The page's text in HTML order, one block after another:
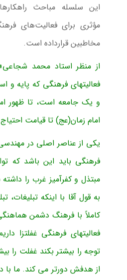
این سلسله مباحث
مؤثری برای فعالیت‌های
مخاطبین قرارداده است.
از منظر استاد محمد
فعالیتهای فرهنگی که
و یک جامعه است، تا ظهور
امام زمان(عج) تا قیامت
یکی از عناصر اصلی در
فرهنگی باید این باشد که
مبتذل و کفرآمیز غرب را داشته
به قول آقا با اینکه
کاملاً با فرهنگ دشمن
فعالیتهای فرهنگی غفلت­زا
توجه را بیشتر بکند غفلت را
از هدفش دورتر می کند. ما با